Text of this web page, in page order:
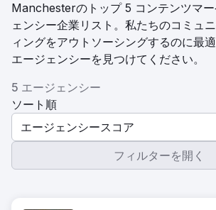
Manchesterのトップ 5 コンテンツマ
ェンシー企業リスト。私たちのコミュ
ィングをアウトソーシングするのに最
エージェンシーを見つけてください。
5 エージェンシー
ソート順
エージェンシースコア
フィルターを開く